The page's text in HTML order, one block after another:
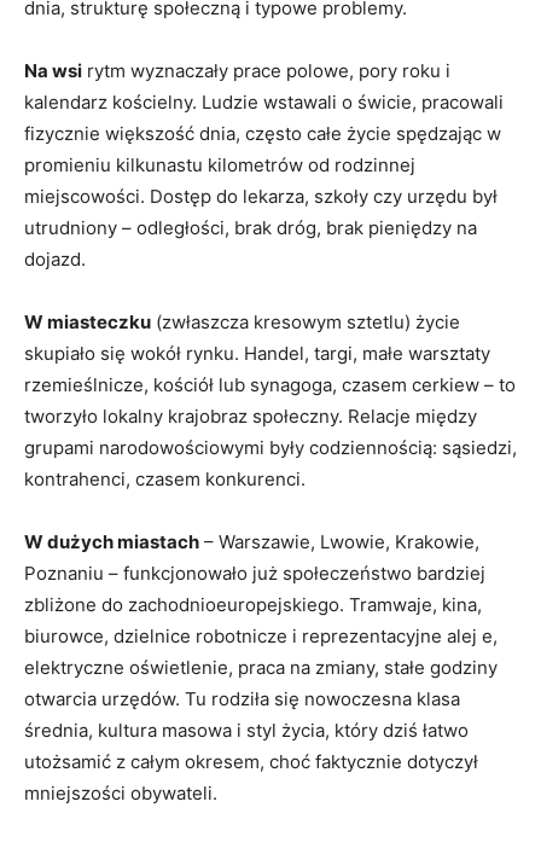
dnia, strukturę społeczną i typowe problemy.
Na wsi rytm wyznaczały prace polowe, pory roku i
kalendarz kościelny. Ludzie wstawali o świcie, pracowali
fizycznie większość dnia, często całe życie spędzając w
promieniu kilkunastu kilometrów od rodzinnej
miejscowości. Dostęp do lekarza, szkoły czy urzędu był
utrudniony – odległości, brak dróg, brak pieniędzy na
dojazd.
W miasteczku (zwłaszcza kresowym sztetlu) życie
skupiało się wokół rynku. Handel, targi, małe warsztaty
rzemieślnicze, kościół lub synagoga, czasem cerkiew – to
tworzyło lokalny krajobraz społeczny. Relacje między
grupami narodowościowymi były codziennością: sąsiedzi,
kontrahenci, czasem konkurenci.
W dużych miastach – Warszawie, Lwowie, Krakowie,
Poznaniu – funkcjonowało już społeczeństwo bardziej
zbliżone do zachodnioeuropejskiego. Tramwaje, kina,
biurowce, dzielnice robotnicze i reprezentacyjne alej e,
elektryczne oświetlenie, praca na zmiany, stałe godziny
otwarcia urzędów. Tu rodziła się nowoczesna klasa
średnia, kultura masowa i styl życia, który dziś łatwo
utożsamić z całym okresem, choć faktycznie dotyczył
mniejszości obywateli.